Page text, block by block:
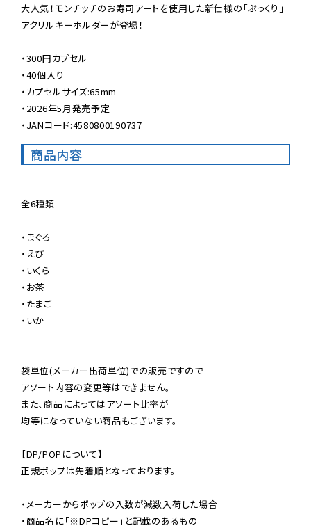
大人気！モンチッチのお寿司アートを使用した新仕様の「ぷっくり」
アクリルキーホルダーが登場！
・300円カプセル
・40個入り
・カプセルサイズ:65mm
・2026年5月発売予定
・JANコード:4580800190737
商品内容
全6種類
・まぐろ
・えび
・いくら
・お茶
・たまご
・いか
袋単位(メーカー出荷単位)での販売ですので
アソート内容の変更等はできません。
また、商品によってはアソート比率が
均等になっていない商品もございます。
【DP/POPについて】
正規ポップは先着順となっております。
・メーカーからポップの入数が減数入荷した場合
・商品名に「※DPコピー」と記載のあるもの